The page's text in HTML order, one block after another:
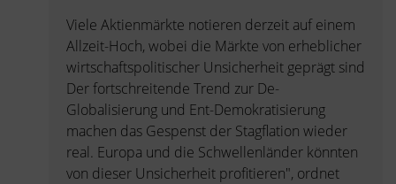
Viele Aktienmärkte notieren derzeit auf einem
Allzeit-Hoch, wobei die Märkte von erheblicher
wirtschaftspolitischer Unsicherheit geprägt sind
Der fortschreitende Trend zur De-
Globalisierung und Ent-Demokratisierung
machen das Gespenst der Stagflation wieder
real. Europa und die Schwellenländer könnten
von dieser Unsicherheit profitieren", ordnet